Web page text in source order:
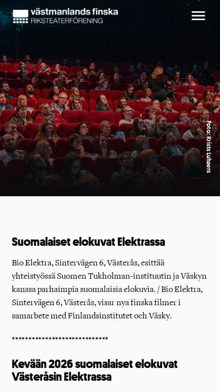
Foto: Krists Luhaers
Suomalaiset elokuvat Elektrassa
Bio Elektra, Sintervägen 6, Västerås, esittää
yhteistyössä Suomen Tukholman-instituutin ja Väskyn
kanssa parhaimpia suomalaisia elokuvia. / Bio Elektra,
Sintervägen 6, Västerås, visar nya finska filmer i
samarbete med Finlandsinstitutet och Väsky.
*****************************
Kevään 2026 suomalaiset elokuvat
Västeråsin Elektrassa